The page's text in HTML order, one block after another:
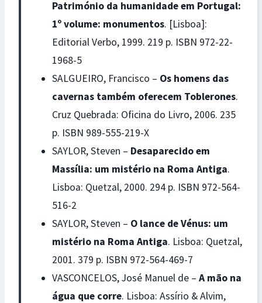
Património da humanidade em Portugal:
1º volume: monumentos. [Lisboa]:
Editorial Verbo, 1999. 219 p. ISBN 972-22-
1968-5
SALGUEIRO, Francisco – Os homens das
cavernas também oferecem Toblerones.
Cruz Quebrada: Oficina do Livro, 2006. 235
p. ISBN 989-555-219-X
SAYLOR, Steven – Desaparecido em
Massília: um mistério na Roma Antiga.
Lisboa: Quetzal, 2000. 294 p. ISBN 972-564-
516-2
SAYLOR, Steven – O lance de Vénus: um
mistério na Roma Antiga. Lisboa: Quetzal,
2001. 379 p. ISBN 972-564-469-7
VASCONCELOS, José Manuel de – A mão na
água que corre. Lisboa: Assírio & Alvim,